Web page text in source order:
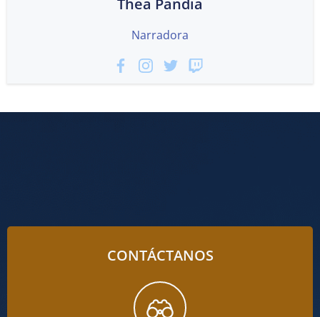
Thea Pandia
Narradora
CONTÁCTANOS